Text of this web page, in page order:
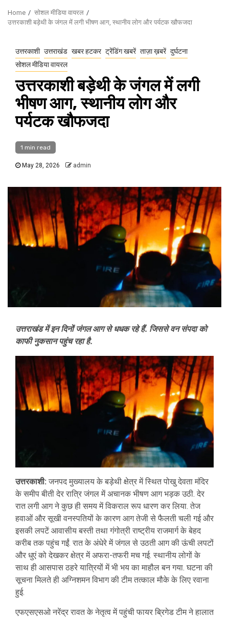
Home
सोशल मीडिया वायरल
उत्तरकाशी बड़ेथी के जंगल में लगी भीषण आग, स्थानीय लोग और पर्यटक खौफजदा
उत्तरकाशी उत्तराखंड खबर हटकर ट्रेंडिंग खबरें ताज़ा ख़बरें दुर्घटना
सोशल मीडिया वायरल
उत्तरकाशी बड़ेथी के जंगल में लगी
भीषण आग, स्थानीय लोग और
पर्यटक खौफजदा
1 min read
May 28, 2026 admin
उत्तराखंड में इन दिनों जंगल आग से धधक रहे हैं. जिससे वन संपदा को
काफी नुकसान पहुंच रहा है.
उत्तरकाशी: जनपद मुख्यालय के बड़ेथी क्षेत्र में स्थित पोखु देवता मंदिर
के समीप बीती देर रात्रि जंगल में अचानक भीषण आग भड़क उठी. देर
रात लगी आग ने कुछ ही समय में विकराल रूप धारण कर लिया. तेज
हवाओं और सूखी वनस्पतियों के कारण आग तेजी से फैलती चली गई और
इसकी लपटें आवासीय बस्ती तथा गंगोत्री राष्ट्रीय राजमार्ग के बेहद
करीब तक पहुंच गईं. रात के अंधेरे में जंगल से उठती आग की ऊंची लपटों
और धुएं को देखकर क्षेत्र में अफरा-तफरी मच गई. स्थानीय लोगों के
साथ ही आसपास ठहरे यात्रियों में भी भय का माहौल बन गया. घटना की
सूचना मिलते ही अग्निशमन विभाग की टीम तत्काल मौके के लिए रवाना
हुई.
एफएसएसओ नरेंद्र रावत के नेतृत्व में पहुंची फायर ब्रिगेड टीम ने हालात